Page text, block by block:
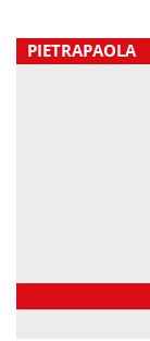
PIETRAPAOLA